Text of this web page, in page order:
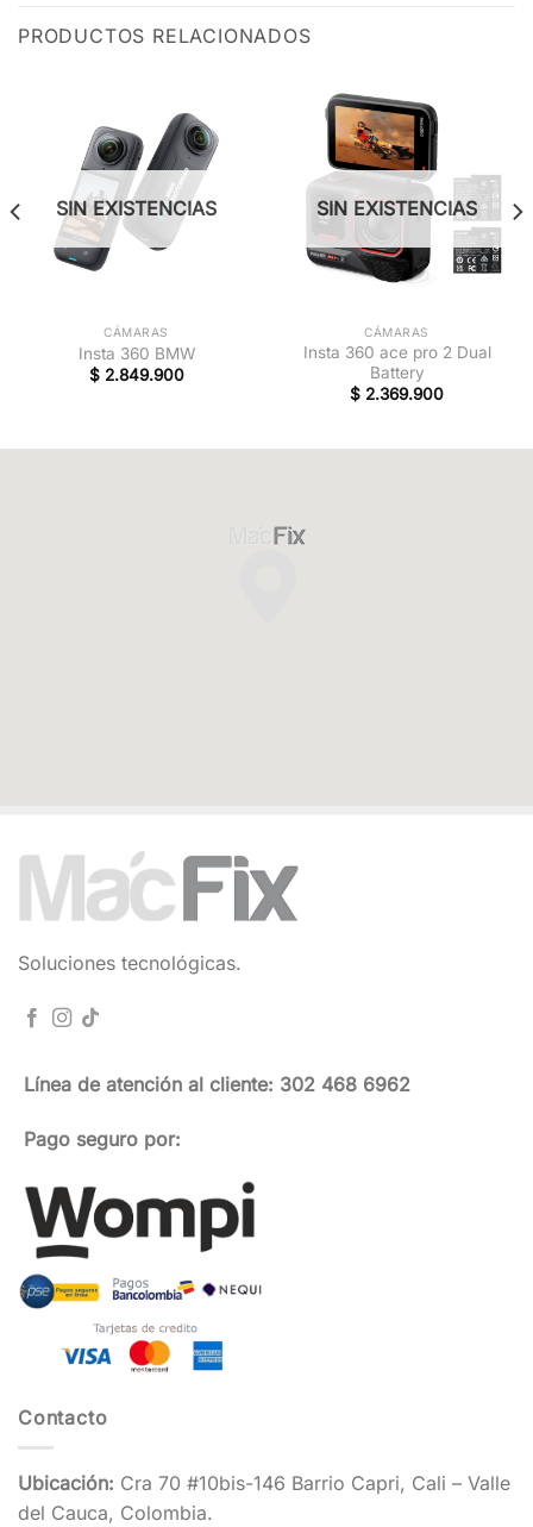
PRODUCTOS RELACIONADOS
SIN EXISTENCIAS
CÁMARAS
Insta 360 BMW
$2.849.900
SIN EXISTENCIAS
CÁMARAS
Insta 360 ace pro 2 Dual
Battery
$ 2.369.900
Soluciones tecnológicas.
Línea de atención al cliente: 302 468 6962
Pago seguro por:
Contacto
Ubicación: Cra 70 #10bis-146 Barrio Capri, Cali – Valle
del Cauca, Colombia.